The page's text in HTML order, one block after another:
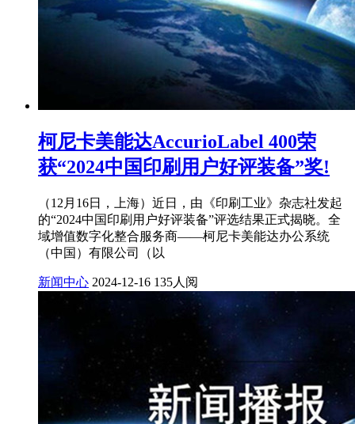
柯尼卡美能达AccurioLabel 400荣
获“2024中国印刷用户好评装备”奖!
（12月16日，上海）近日，由《印刷工业》杂志社发起
的“2024中国印刷用户好评装备”评选结果正式揭晓。全
域增值数字化整合服务商——柯尼卡美能达办公系统
（中国）有限公司（以
新闻中心 2024-12-16 135人阅